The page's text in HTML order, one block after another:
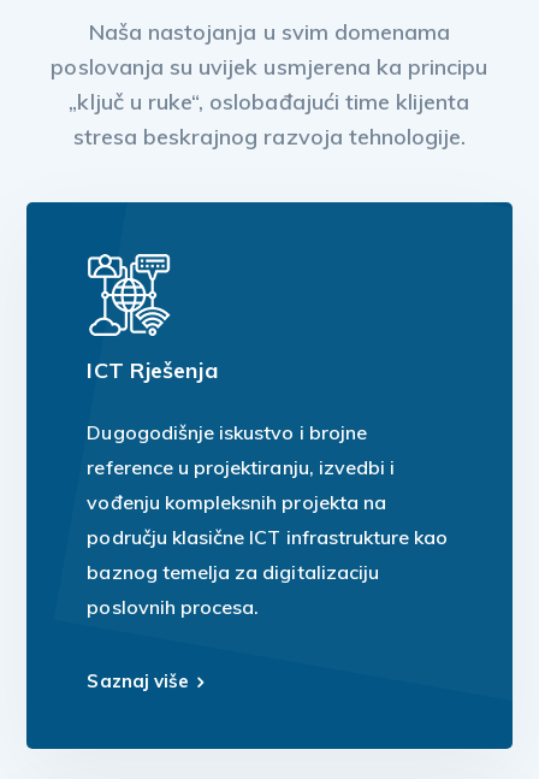
Naša nastojanja u svim domenama
poslovanja su uvijek usmjerena ka principu
„ključ u ruke“, oslobađajući time klijenta
stresa beskrajnog razvoja tehnologije.
ICT Rješenja
Dugogodišnje iskustvo i brojne
reference u projektiranju, izvedbi i
vođenju kompleksnih projekta na
području klasične ICT infrastrukture kao
baznog temelja za digitalizaciju
poslovnih procesa.
Saznaj više